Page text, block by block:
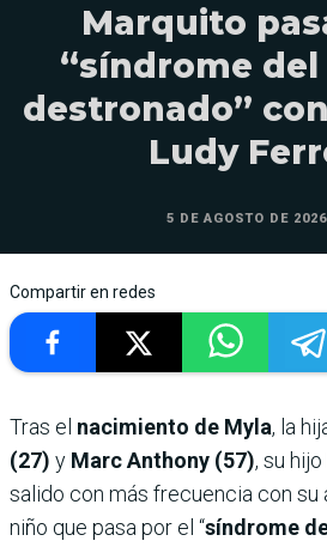
Marquito
“síndrome
destronado”
Ludy
5 DE AGOSTO DE
Compartir en redes
Tras el nacimiento de Myla, la
(27) y Marc Anthony (57), su hijo
salido con más frecuencia con su
niño que pasa por el “síndrome